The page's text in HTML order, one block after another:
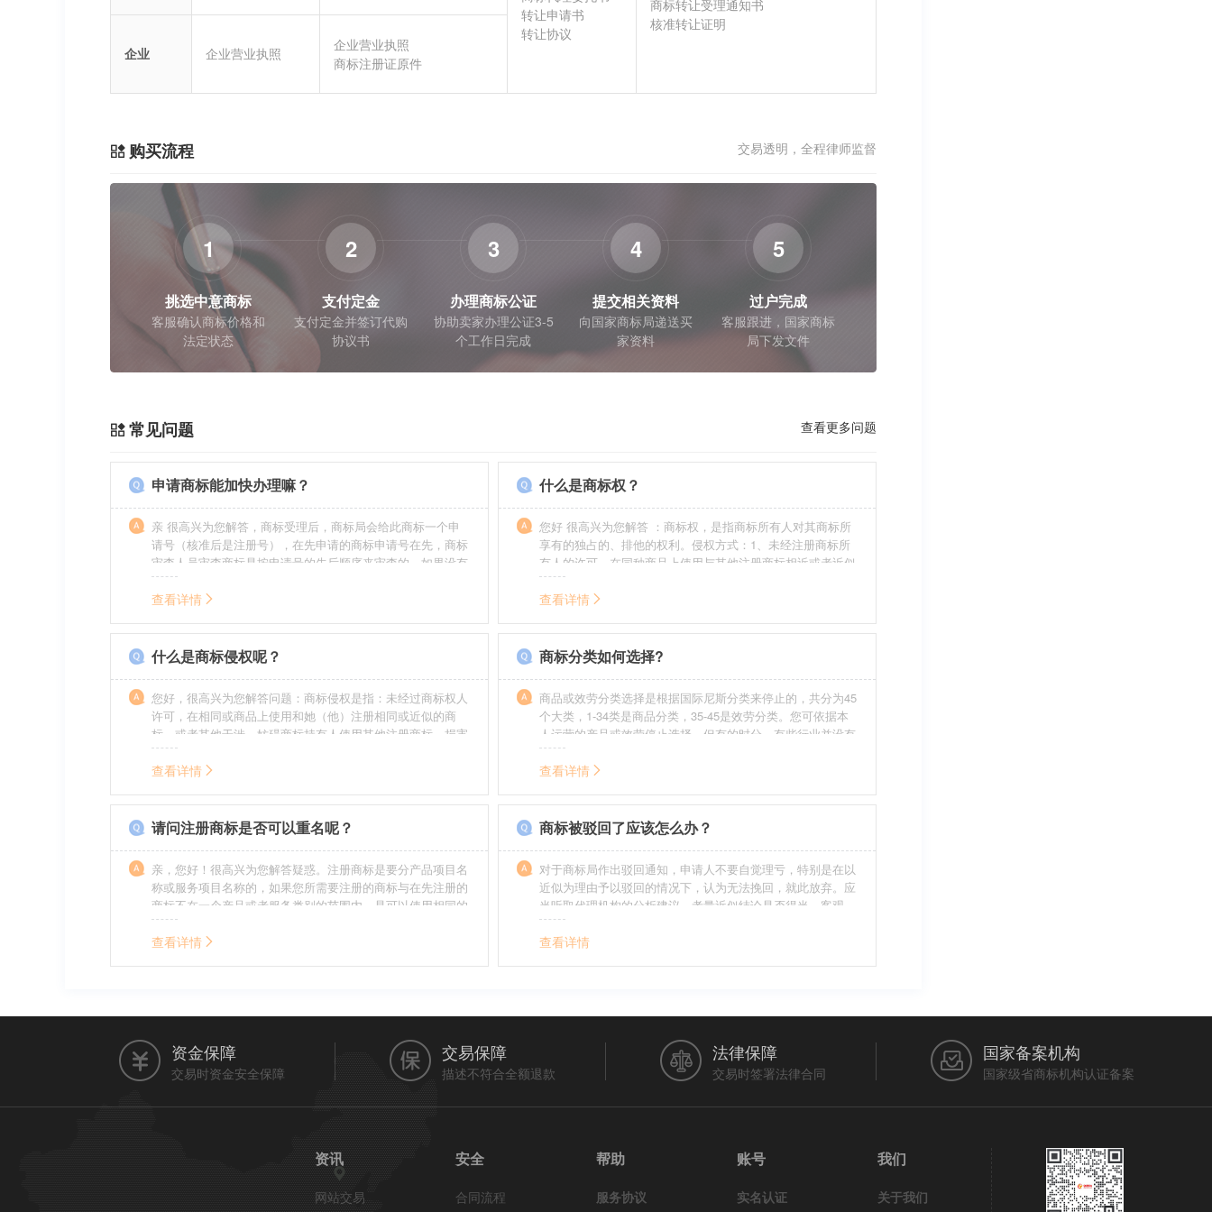
转让申请书
转让协议
商标转让受理通知书
核准转让证明
企业
企业营业执照
企业营业执照
商标注册证原件
购买流程 交易透明，全程律师监督
1
挑选中意商标
客服确认商标价格和
法定状态
2
支付定金
支付定金并签订代购
协议书
3
办理商标公证
协助卖家办理公证3-5
个工作日完成
4
提交相关资料
向国家商标局递送买
家资料
5
过户完成
客服跟进，国家商标
局下发文件
常见问题 查看更多问题
申请商标能加快办理嘛？
亲 很高兴为您解答，商标受理后，商标局会给此商标一个申
请号（核准后是注册号），在先申请的商标申请号在先，商标
审查人员审查商标是按申请号的先后顺序来审查的，如果没有
特殊情况（受理案件需要，被异议等），不会延迟也不会提
前。
查看详情
什么是商标权？
您好 很高兴为您解答 ：商标权，是指商标所有人对其商标所
享有的独占的、排他的权利。侵权方式：1、未经注册商标所
有人的许可，在同种商品上使用与其他注册商标相近或者近似
的商标。2、销售明知是假冒注册商标的商品。3、伪造、擅自
制造他人注册商标标识或者销售伪造、擅自制造的注册商标标
给他人注册商标专用权造成其他损害。
查看详情
什么是商标侵权呢？
您好，很高兴为您解答问题：商标侵权是指：未经过商标权人
许可，在相同或商品上使用和她（他）注册相同或近似的商
标，或者其他干涉、妨碍商标持有人使用其他注册商标，损害
商标持有人合法权益的其他行为。侵权的人通常需要承担侵权
的责任，明知侵权的行为的人要承担赔偿的责任。情节严重
查看详情
商标分类如何选择?
商品或效劳分类选择是根据国际尼斯分类来停止的，共分为45
个大类，1-34类是商品分类，35-45是效劳分类。您可依据本
人运营的产品或效劳停止选择。但有的时分，有些行业并没有
在分类表中明白列出，而且也无法由一个分类就完整包含进
去，这就呈现了跨类别的状况，对这样的行业要特别留意，假
无法全面的停止维护。
查看详情
请问注册商标是否可以重名呢？
亲，您好！很高兴为您解答疑惑。注册商标是要分产品项目名
称或服务项目名称的，如果您所需要注册的商标与在先注册的
商标不在一个产品或者服务类别的范围内，是可以使用相同的
名称的。希望我的回答能帮到您。
查看详情
商标被驳回了应该怎么办？
对于商标局作出驳回通知，申请人不要自觉理亏，特别是在以
近似为理由予以驳回的情况下，认为无法挽回，就此放弃。应
当听取代理机构的分析建议，考量近似结论是否得当、客观，
最终决定是选择放弃还是进行复审，从而最大限度的维护自身
利益（很多商标最后取得成功都是复审争取来的，审查员作出
查看详情
资金保障
交易时资金安全保障
交易保障
描述不符合全额退款
法律保障
交易时签署法律合同
国家备案机构
国家级省商标机构认证备案
资讯
网站交易
安全
合同流程
帮助
服务协议
账号
实名认证
我们
关于我们